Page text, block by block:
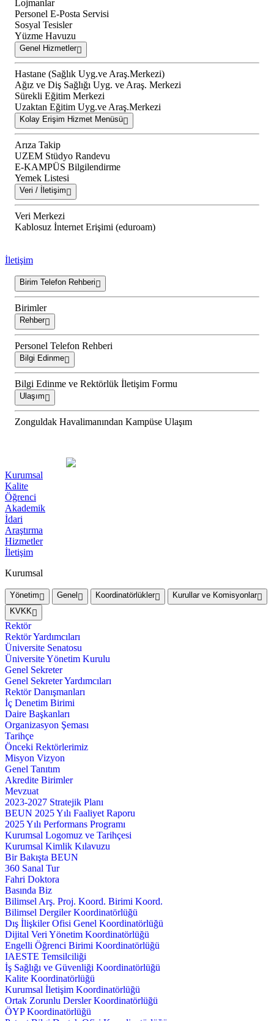
Lojmanlar
Personel E-Posta Servisi
Sosyal Tesisler
Yüzme Havuzu
Genel Hizmetler
Hastane (Sağlık Uyg.ve Araş.Merkezi)
Ağız ve Diş Sağlığı Uyg. ve Araş. Merkezi
Sürekli Eğitim Merkezi
Uzaktan Eğitim Uyg.ve Araş.Merkezi
Kolay Erişim Hizmet Menüsü
Arıza Takip
UZEM Stüdyo Randevu
E-KAMPÜS Bilgilendirme
Yemek Listesi
Veri / İletişim
Veri Merkezi
Kablosuz İnternet Erişimi (eduroam)
İletişim
Birim Telefon Rehberi
Birimler
Rehber
Personel Telefon Rehberi
Bilgi Edinme
Bilgi Edinme ve Rektörlük İletişim Formu
Ulaşım
Zonguldak Havalimanından Kampüse Ulaşım
Kurumsal
Kalite
Öğrenci
Akademik
İdari
Araştırma
Hizmetler
İletişim
Kurumsal
Yönetim Genel Koordinatörlükler
Kurullar ve Komisyonlar
KVKK
Rektör
Rektör Yardımcıları
Üniversite Senatosu
Üniversite Yönetim Kurulu
Genel Sekreter
Genel Sekreter Yardımcıları
Rektör Danışmanları
İç Denetim Birimi
Daire Başkanları
Organizasyon Şeması
Tarihçe
Önceki Rektörlerimiz
Misyon Vizyon
Genel Tanıtım
Akredite Birimler
Mevzuat
2023-2027 Stratejik Planı
BEUN 2025 Yılı Faaliyet Raporu
2025 Yılı Performans Programı
Kurumsal Logomuz ve Tarihçesi
Kurumsal Kimlik Kılavuzu
Bir Bakışta BEUN
360 Sanal Tur
Fahri Doktora
Basında Biz
Bilimsel Arş. Proj. Koord. Birimi Koord.
Bilimsel Dergiler Koordinatörlüğü
Dış İlişkiler Ofisi Genel Koordinatörlüğü
Dijital Veri Yönetim Koordinatörlüğü
Engelli Öğrenci Birimi Koordinatörlüğü
IAESTE Temsilciliği
İş Sağlığı ve Güvenliği Koordinatörlüğü
Kalite Koordinatörlüğü
Kurumsal İletişim Koordinatörlüğü
Ortak Zorunlu Dersler Koordinatörlüğü
ÖYP Koordinatörlüğü